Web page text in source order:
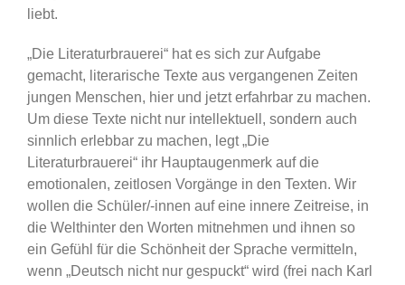
liebt.
„Die Literaturbrauerei“ hat es sich zur Aufgabe
gemacht, literarische Texte aus vergangenen Zeiten
jungen Menschen, hier und jetzt erfahrbar zu machen.
Um diese Texte nicht nur intellektuell, sondern auch
sinnlich erlebbar zu machen, legt „Die
Literaturbrauerei“ ihr Hauptaugenmerk auf die
emotionalen, zeitlosen Vorgänge in den Texten. Wir
wollen die Schüler/-innen auf eine innere Zeitreise, in
die Welthinter den Worten mitnehmen und ihnen so
ein Gefühl für die Schönheit der Sprache vermitteln,
wenn „Deutsch nicht nur gespuckt“ wird (frei nach Karl